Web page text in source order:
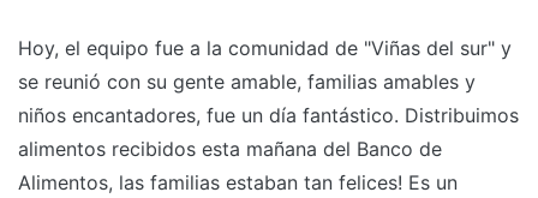
Hoy, el equipo fue a la comunidad de "Viñas del sur" y
se reunió con su gente amable, familias amables y
niños encantadores, fue un día fantástico. Distribuimos
alimentos recibidos esta mañana del Banco de
Alimentos, las familias estaban tan felices! Es un